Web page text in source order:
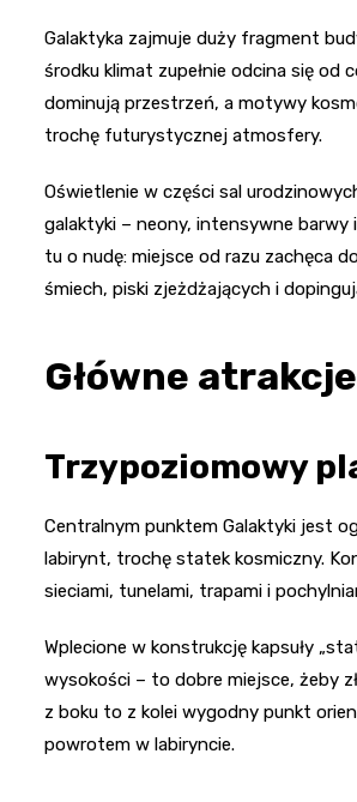
Galaktyka zajmuje duży fragment
środku klimat zupełnie odcina się od
dominują przestrzeń, a motywy
trochę futurystycznej atmosfery.
Oświetlenie w części sal
galaktyki – neony, intensywne
tu o nudę: miejsce od razu zachęca
śmiech, piski zjeżdżających i
Główne
Trzypoziomowy
Centralnym punktem Galaktyki jest
labirynt, trochę statek kosmiczny.
sieciami, tunelami, trapami i
Wplecione w konstrukcję kapsuły
wysokości – to dobre miejsce, żeby
z boku to z kolei wygodny punkt
powrotem w labiryncie.